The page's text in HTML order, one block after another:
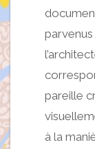
pareille
à la